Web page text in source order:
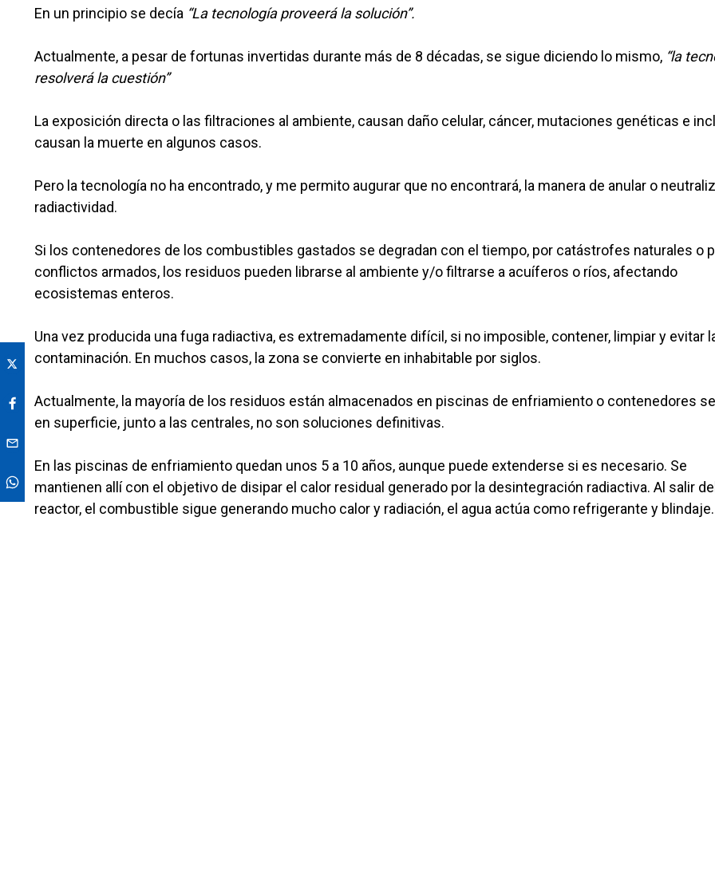
En un principio se decía “La tecnología proveerá la solución”.
Actualmente, a pesar de fortunas invertidas durante más de 8 décadas, se sigue diciendo lo mismo, “la
resolverá la cuestión”
La exposición directa o las filtraciones al ambiente, causan daño celular, cáncer, mutaciones genéticas e
causan la muerte en algunos casos.
Pero la tecnología no ha encontrado, y me permito augurar que no encontrará, la manera de anular o
radiactividad.
Si los contenedores de los combustibles gastados se degradan con el tiempo, por catástrofes naturales o
conflictos armados, los residuos pueden librarse al ambiente y/o filtrarse a acuíferos o ríos, afectando
ecosistemas enteros.
Una vez producida una fuga radiactiva, es extremadamente difícil, si no imposible, contener, limpiar y evitar
contaminación. En muchos casos, la zona se convierte en inhabitable por siglos.
Actualmente, la mayoría de los residuos están almacenados en piscinas de enfriamiento o contenedores
en superficie, junto a las centrales, no son soluciones definitivas.
En las piscinas de enfriamiento quedan unos 5 a 10 años, aunque puede extenderse si es necesario. Se
mantienen allí con el objetivo de disipar el calor residual generado por la desintegración radiactiva. Al salir del
reactor, el combustible sigue generando mucho calor y radiación, el agua actúa como refrigerante y blindaje.